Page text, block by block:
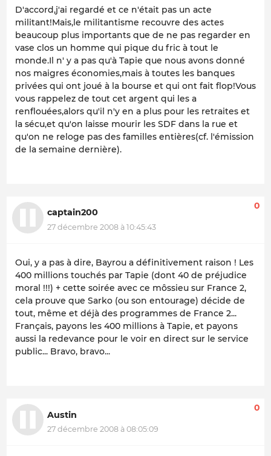
D'accord,j'ai regardé et ce n'était pas un acte
militant!Mais,le militantisme recouvre des actes
beaucoup plus importants que de ne pas regarder en
vase clos un homme qui pique du fric à tout le
monde.Il n' y a pas qu'à Tapie que nous avons donné
nos maigres économies,mais à toutes les banques
privées qui ont joué à la bourse et qui ont fait flop!Vous
vous rappelez de tout cet argent qui les a
renflouées,alors qu'il n'y en a plus pour les retraites et
la sécu,et qu'on laisse mourir les SDF dans la rue et
qu'on ne reloge pas des familles entières(cf. l'émission
de la semaine dernière).
captain200
27 décembre 2008 à 10:45:43
0
Oui, y a pas à dire, Bayrou a définitivement raison ! Les
400 millions touchés par Tapie (dont 40 de préjudice
moral !!!) + cette soirée avec ce môssieu sur France 2,
cela prouve que Sarko (ou son entourage) décide de
tout, même et déjà des programmes de France 2...
Français, payons les 400 millions à Tapie, et payons
aussi la redevance pour le voir en direct sur le service
public... Bravo, bravo...
Austin
27 décembre 2008 à 08:05:09
0